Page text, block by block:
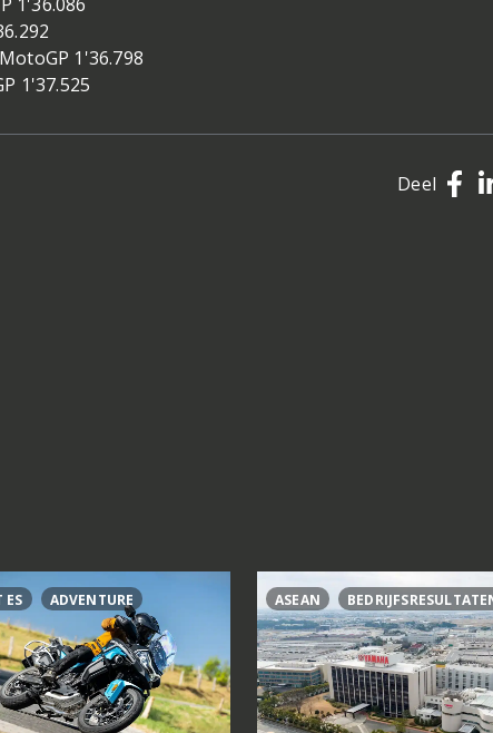
1'36.798
1'37.525
Deel
ES ADVENTURE ASEAN